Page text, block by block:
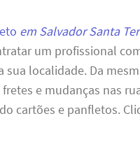
em Salvador Santa
um profissional
sua localidade. Da
e mudanças nas
cartões e panfletos.